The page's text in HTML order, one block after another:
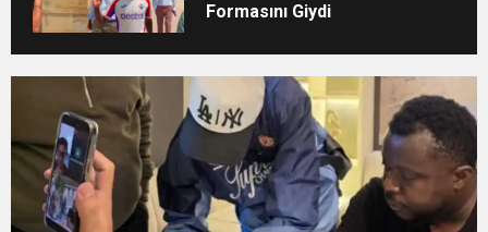
Formasını Giydi